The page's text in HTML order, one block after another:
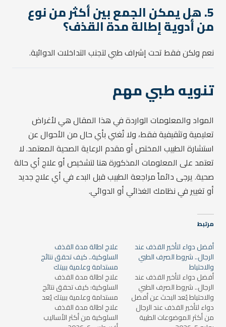
5. هل يمكن الجمع بين أكثر من نوع
من أدوية إطالة مدة القذف؟
نعم ولكن فقط تحت إشراف طبي لتجنب التداخلات الدوائية.
تنويه طبي مهم
المواد والمعلومات الواردة في هذا المقال هي لأغراض
تعليمية وتثقيفية فقط، ولا تُغني بأي حال من الأحوال عن
استشارة الطبيب المختص أو مقدم الرعاية الصحية المعتمد. لا
تعتمد على المعلومات المذكورة هنا لتشخيص أو علاج أي حالة
صحية. يرجى دائماً مراجعة الطبيب قبل البدء في أي علاج جديد
أو تغيير في نظامك الغذائي أو الدوائي.
مرتبط
أفضل دواء لتأخير القذف عند
الرجال.. شروط الصرف الطبي
والاحتياط
أفضل دواء لتأخير القذف عند
الرجال.. شروط الصرف الطبي
والاحتياط يُعد البحث عن أفضل
دواء لتأخير القذف عند الرجال
من أكثر الموضوعات الطبية
علاج اطالة مدة القذف
السلوكية.. كيف تحقق نتائج
مستدامة وعلمية ببيتك
علاج اطالة مدة القذف
السلوكية: كيف تحقق نتائج
مستدامة وعلمية ببيتك يُعد
علاج اطالة مدة القذف
السلوكية من أكثر الأساليب